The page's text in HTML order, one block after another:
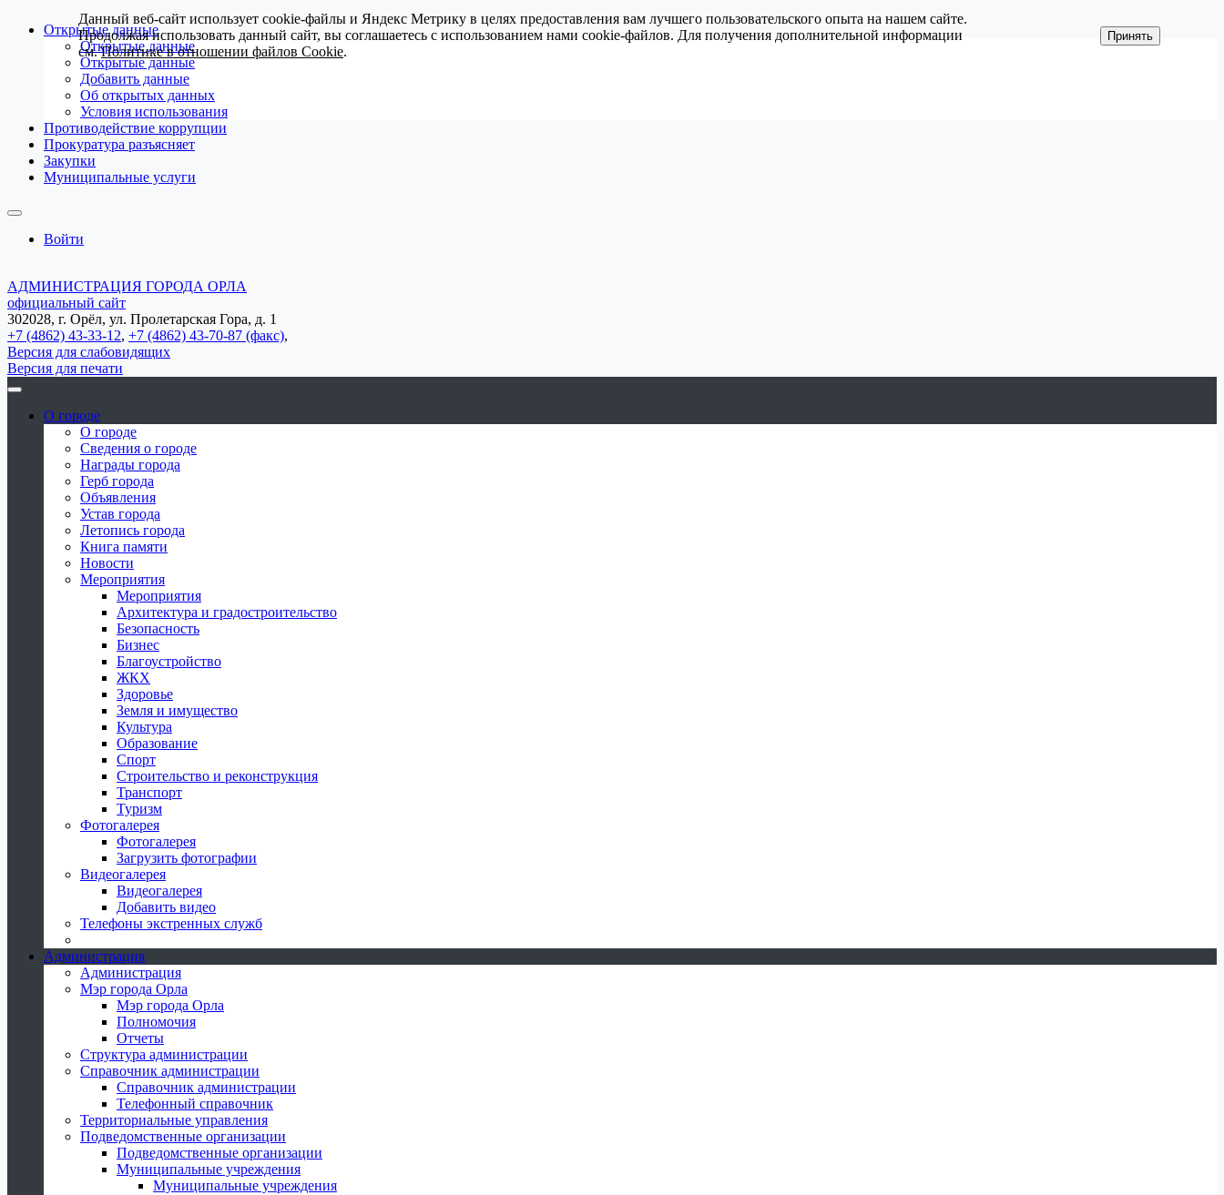
Открытые данные
Открытые данные
Открытые данные
Добавить данные
Об открытых данных
Условия использования
Противодействие коррупции
Прокуратура разъясняет
Закупки
Муниципальные услуги
Войти
АДМИНИСТРАЦИЯ ГОРОДА ОРЛА
официальный сайт
302028, г. Орёл, ул. Пролетарская Гора, д. 1
+7 (4862) 43-33-12, +7 (4862) 43-70-87 (факс),
Версия для слабовидящих
Версия для печати
О городе
О городе
Сведения о городе
Награды города
Герб города
Объявления
Устав города
Летопись города
Книга памяти
Новости
Мероприятия
Мероприятия
Архитектура и градостроительство
Безопасность
Бизнес
Благоустройство
ЖКХ
Здоровье
Земля и имущество
Культура
Образование
Спорт
Строительство и реконструкция
Транспорт
Туризм
Фотогалерея
Фотогалерея
Загрузить фотографии
Видеогалерея
Видеогалерея
Добавить видео
Телефоны экстренных служб
Администрация
Администрация
Мэр города Орла
Мэр города Орла
Полномочия
Отчеты
Структура администрации
Справочник администрации
Справочник администрации
Телефонный справочник
Территориальные управления
Подведомственные организации
Подведомственные организации
Муниципальные учреждения
Муниципальные учреждения
Данный веб-сайт использует cookie-файлы и Яндекс Метрику в целях предоставления вам лучшего пользовательского опыта на нашем сайте.
Продолжая использовать данный сайт, вы соглашаетесь с использованием нами cookie-файлов. Для получения дополнительной информации
см.Политике в отношении файлов Cookie.
Принять